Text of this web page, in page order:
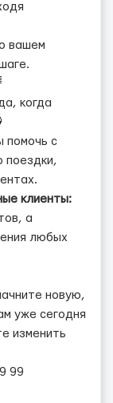
вашем
когда
помочь с
поездки,
клиенты:
а
любых
новую,
уже сегодня
изменить
99